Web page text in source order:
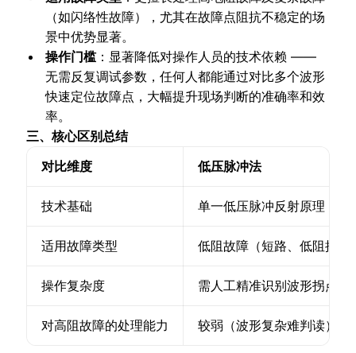
（如闪络性故障），尤其在故障点阻抗不稳定的场
景中优势显著。
操作门槛：显著降低对操作人员的技术依赖 ——
无需反复调试参数，任何人都能通过对比多个波形
快速定位故障点，大幅提升现场判断的准确率和效
率。
三、核心区别总结
对比维度
低压脉冲法
技术基础 单一低压脉冲反射原理
适用故障类型 低阻故障（短路、低阻接地
操作复杂度 需人工精准识别波形拐点，
对高阻故障的处理能力 较弱（波形复杂难判读）